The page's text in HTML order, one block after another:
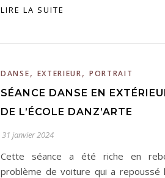
LIRE LA SUITE
DANSE, EXTERIEUR, PORTRAIT
SÉANCE DANSE EN
DE L’ÉCOLE DANZ’ARTE
31 janvier 2024
Cette séance a été riche en
problème de voiture qui a repoussé